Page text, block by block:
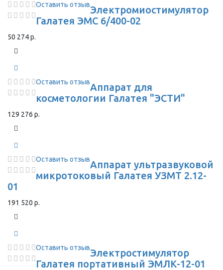
Оставить отзывЭлектромиостимулятор
Галатея ЭМС 6/400-02
50 274 р.
Оставить отзывАппарат для
косметологии Галатея "ЭСТИ"
129 276 р.
Оставить отзывАппарат ультразвуковой
микротоковый Галатея УЗМТ 2.12-
01
191 520 р.
Оставить отзывЭлектростимулятор
Галатея портативный ЭМЛК-12-01